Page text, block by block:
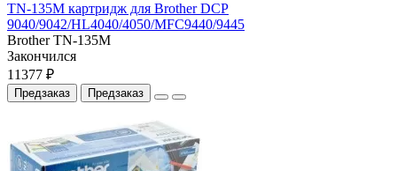
TN-135M картридж для Brother DCP
9040/9042/HL4040/4050/MFC9440/9445
Brother TN-135M
Закончился
11377 ₽
Предзаказ Предзаказ